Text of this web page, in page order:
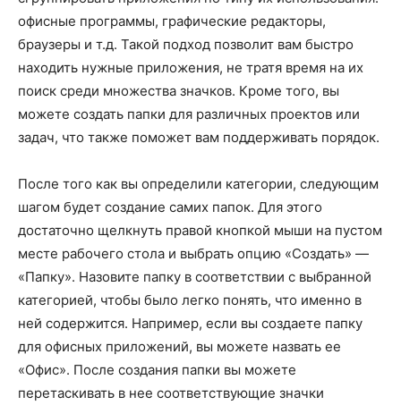
офисные программы, графические редакторы,
браузеры и т.д. Такой подход позволит вам быстро
находить нужные приложения, не тратя время на их
поиск среди множества значков. Кроме того, вы
можете создать папки для различных проектов или
задач, что также поможет вам поддерживать порядок.
После того как вы определили категории, следующим
шагом будет создание самих папок. Для этого
достаточно щелкнуть правой кнопкой мыши на пустом
месте рабочего стола и выбрать опцию «Создать» —
«Папку». Назовите папку в соответствии с выбранной
категорией, чтобы было легко понять, что именно в
ней содержится. Например, если вы создаете папку
для офисных приложений, вы можете назвать ее
«Офис». После создания папки вы можете
перетаскивать в нее соответствующие значки